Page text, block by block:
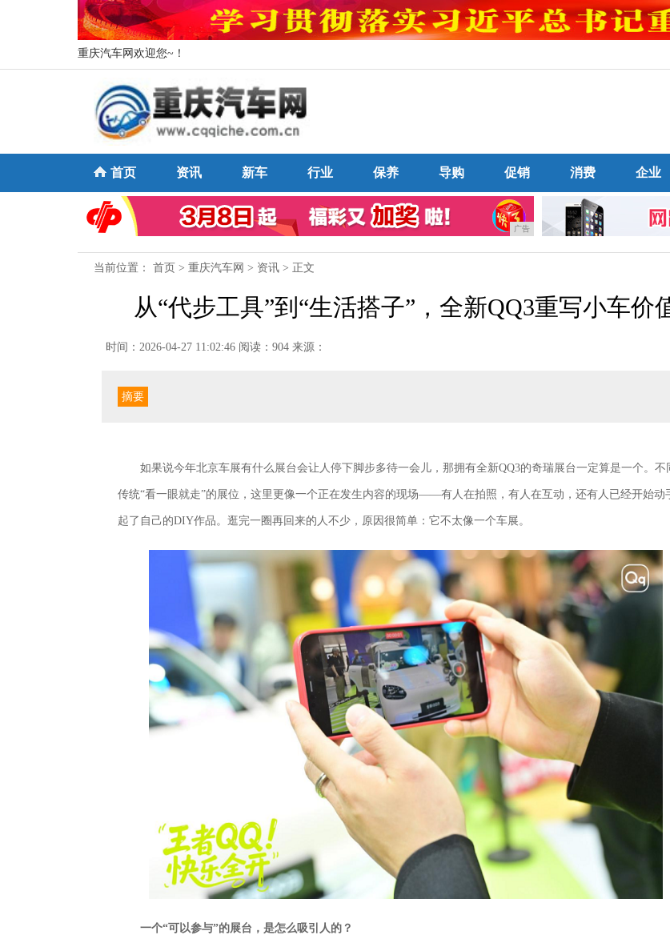
重庆汽车网欢迎您~！
首页 资讯 新车 行业 保养 导购 促销 消费 企业
广告
当前位置： 首页 > 重庆汽车网 > 资讯 > 正文
从“代步工具”到“生活搭子”，全新QQ3重写小车价
时间：2026-04-27 11:02:46 阅读：904 来源：
摘要
如果说今年北京车展有什么展台会让人停下脚步多待一会儿，那拥有全新QQ3的奇瑞展台一定算是一个。不
传统“看一眼就走”的展位，这里更像一个正在发生内容的现场——有人在拍照，有人在互动，还有人已经开始动
起了自己的DIY作品。逛完一圈再回来的人不少，原因很简单：它不太像一个车展。
一个“可以参与”的展台，是怎么吸引人的？